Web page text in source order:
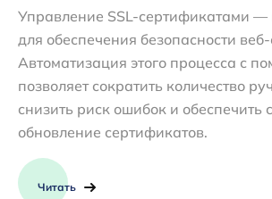
Управление SSL-сертификатами
для обеспечения безопасности
Автоматизация этого процесса с
позволяет сократить количество
снизить риск ошибок и обеспечить
обновление сертификатов.
Читать